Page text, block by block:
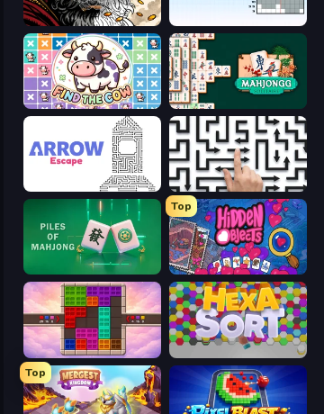
Color Tap: Coloring by Numbers
Find The Cow Mahjongg Solitaire
Arrow Escape Arrow Escape: Puzzle
Piles of Mahjong
Top
Hidden Objects
Color Cube Puzzle
Top